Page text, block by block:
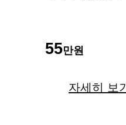
55만원
자세히 보기